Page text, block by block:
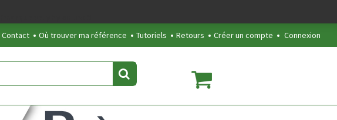
Contact Où trouver ma référence Tutoriels Retours Créer un compte Connexion